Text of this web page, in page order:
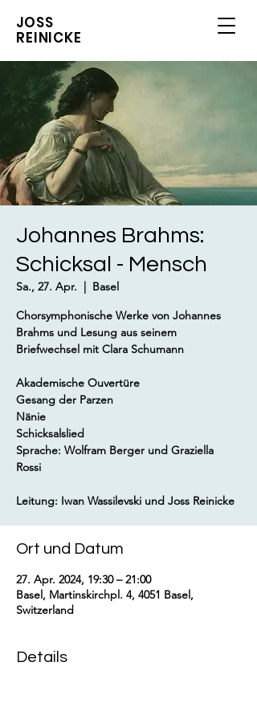
JOSS
REINICKE
Johannes Brahms:
Schicksal - Mensch
Sa., 27. Apr.
  |
Basel
Chorsymphonische Werke von Johannes
Brahms und Lesung aus seinem
Briefwechsel mit Clara Schumann
Akademische Ouvertüre
Gesang der Parzen
Nänie
Schicksalslied
Sprache: Wolfram Berger und Graziella
Rossi
Ort und Datum
27. Apr. 2024, 19:30 – 21:00
Basel, Martinskirchpl. 4, 4051 Basel,
Switzerland
Details